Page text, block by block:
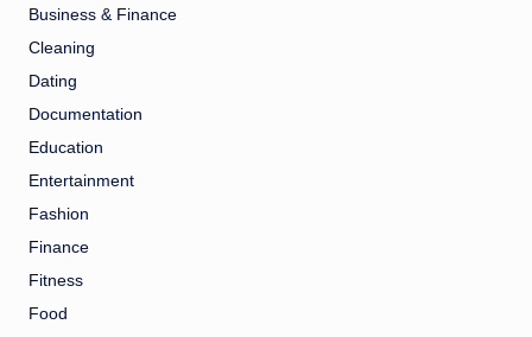
Business & Finance
Cleaning
Dating
Documentation
Education
Entertainment
Fashion
Finance
Fitness
Food